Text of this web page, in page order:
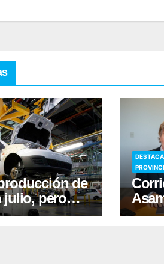
de
julio, pero
las